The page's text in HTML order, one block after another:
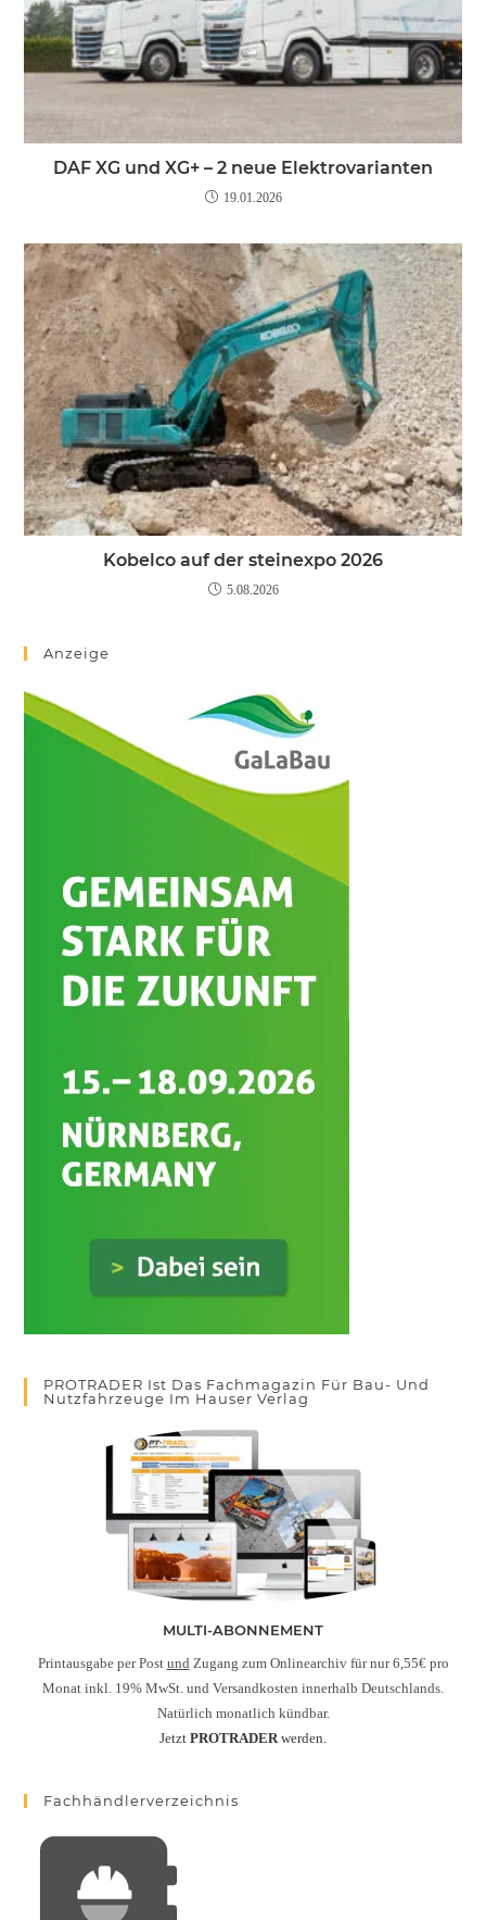
DAF XG und XG+ – 2 neue Elektrovarianten
19.01.2026
Kobelco auf der steinexpo 2026
5.08.2026
Anzeige
PROTRADER Ist Das Fachmagazin Für Bau- Und
Nutzfahrzeuge Im Hauser Verlag
MULTI-ABONNEMENT
Printausgabe per Post und Zugang zum Onlinearchiv für nur 6,55€ pro
Monat inkl. 19% MwSt. und Versandkosten innerhalb Deutschlands.
Natürlich monatlich kündbar.
Jetzt PROTRADERwerden.
Fachhändlerverzeichnis